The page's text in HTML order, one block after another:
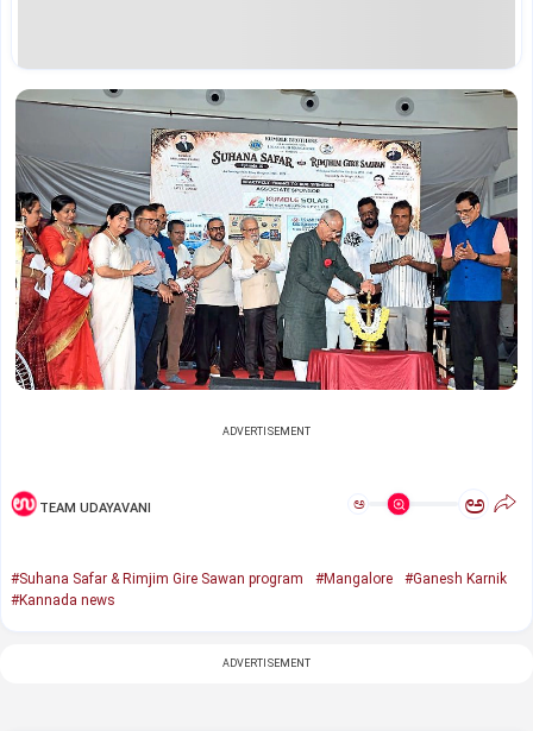
ADVERTISEMENT
TEAM UDAYAVANI ಅ ಅ
#Suhana Safar & Rimjim Gire Sawan program #Mangalore
#Ganesh Karnik
#Kannada news
ADVERTISEMENT